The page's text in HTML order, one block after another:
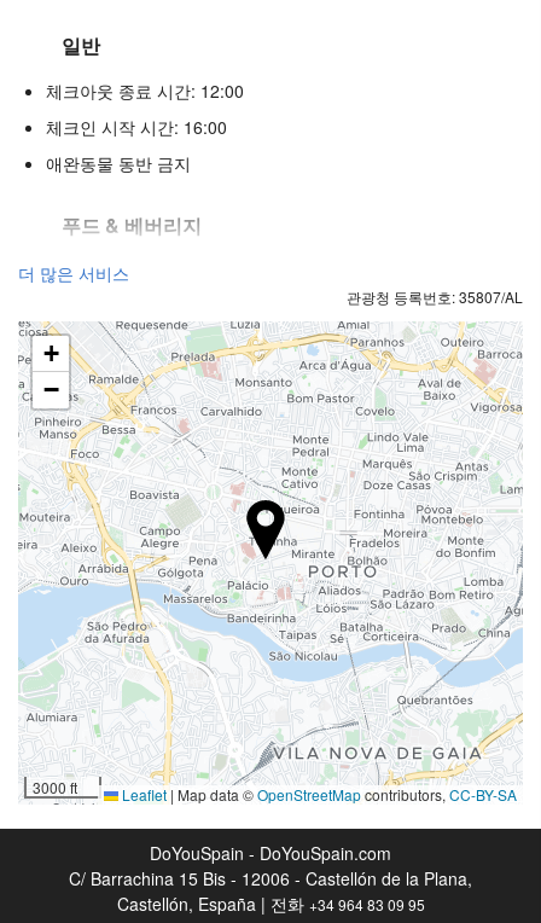
일반
체크아웃 종료 시간: 12:00
체크인 시작 시간: 16:00
애완동물 동반 금지
푸드 & 베버리지
일품요리 레스토랑
구내 커피숍
리셉션 서비스
수하물 보관소
인터넷
무료 Wi-Fi
하우스키핑 서비스
세탁
웰니스
스파
더 많은 서비스
관광청 등록번호: 35807/AL
+
−
3000 ft Leaflet | Map data ©OpenStreetMapcontributors, CC-BY-SA
DoYouSpain - DoYouSpain.com
C/ Barrachina 15 Bis - 12006 - Castellón de la Plana,
Castellón, España | 전화 +34 964 83 09 95